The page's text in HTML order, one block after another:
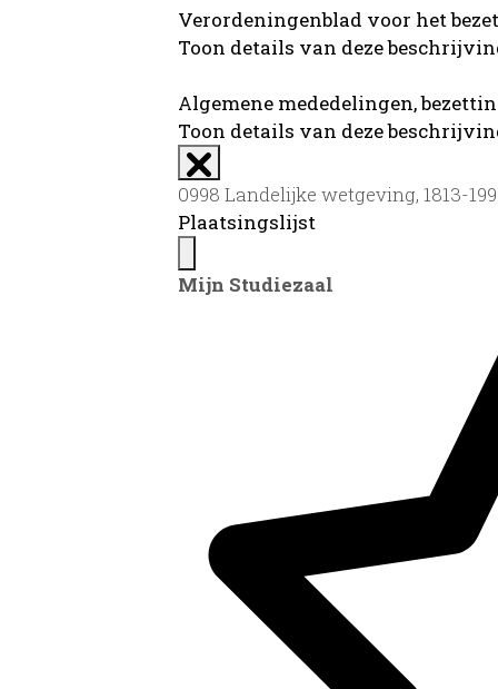
Verordeningenblad voor het
Toon details van deze
Algemene mededelingen,
Toon details van deze
0998 Landelijke wetgeving, 1813-
Plaatsingslijst
Mijn Studiezaal